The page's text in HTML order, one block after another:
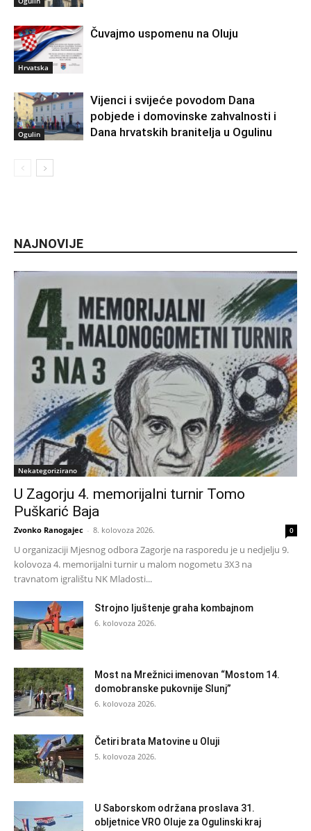
Hrvatska
Čuvajmo uspomenu na Oluju
Ogulin
Vijenci i svijeće povodom Dana
pobjede i domovinske zahvalnosti i
Dana hrvatskih branitelja u Ogulinu
NAJNOVIJE
Nekategorizirano
U Zagorju 4. memorijalni turnir Tomo
Puškarić Baja
Zvonko Ranogajec - 8. kolovoza 2026. 0
U organizaciji Mjesnog odbora Zagorje na rasporedu je u nedjelju 9.
kolovoza 4. memorijalni turnir u malom nogometu 3X3 na
travnatom igralištu NK Mladosti...
Strojno ljuštenje graha kombajnom
6. kolovoza 2026.
Most na Mrežnici imenovan “Mostom 14.
domobranske pukovnije Slunj”
6. kolovoza 2026.
Četiri brata Matovine u Oluji
5. kolovoza 2026.
U Saborskom održana proslava 31.
obljetnice VRO Oluje za Ogulinski kraj